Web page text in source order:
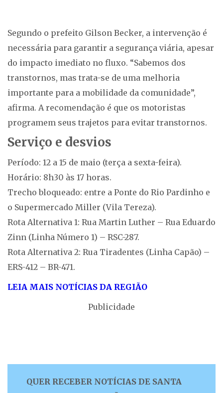
Segundo o prefeito Gilson Becker, a intervenção é
necessária para garantir a segurança viária, apesar
do impacto imediato no fluxo. “Sabemos dos
transtornos, mas trata-se de uma melhoria
importante para a mobilidade da comunidade”,
afirma. A recomendação é que os motoristas
programem seus trajetos para evitar transtornos.
Serviço e desvios
Período: 12 a 15 de maio (terça a sexta-feira).
Horário: 8h30 às 17 horas.
Trecho bloqueado: entre a Ponte do Rio Pardinho e
o Supermercado Miller (Vila Tereza).
Rota Alternativa 1: Rua Martin Luther – Rua Eduardo
Zinn (Linha Número 1) – RSC-287.
Rota Alternativa 2: Rua Tiradentes (Linha Capão) –
ERS-412 – BR-471.
LEIA MAIS NOTÍCIAS DA REGIÃO
Publicidade
QUER RECEBER NOTÍCIAS DE SANTA